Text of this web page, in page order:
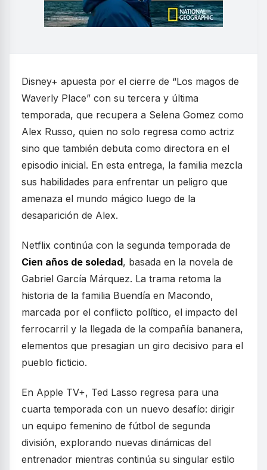
Disney+ apuesta por el cierre de “Los magos de
Waverly Place” con su tercera y última
temporada, que recupera a Selena Gomez como
Alex Russo, quien no solo regresa como actriz
sino que también debuta como directora en el
episodio inicial. En esta entrega, la familia mezcla
sus habilidades para enfrentar un peligro que
amenaza el mundo mágico luego de la
desaparición de Alex.
Netflix continúa con la segunda temporada de
Cien años de soledad, basada en la novela de
Gabriel García Márquez. La trama retoma la
historia de la familia Buendía en Macondo,
marcada por el conflicto político, el impacto del
ferrocarril y la llegada de la compañía bananera,
elementos que presagian un giro decisivo para el
pueblo ficticio.
En Apple TV+, Ted Lasso regresa para una
cuarta temporada con un nuevo desafío: dirigir
un equipo femenino de fútbol de segunda
división, explorando nuevas dinámicas del
entrenador mientras continúa su singular estilo